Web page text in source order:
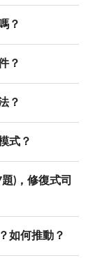
？
？
？
式？
)，修復式司
如何推動？